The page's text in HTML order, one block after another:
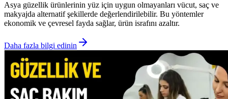
Asya güzellik ürünlerinin yüz için uygun olmayanları vücut, saç ve
makyajda alternatif şekillerde değerlendirilebilir. Bu yöntemler
ekonomik ve çevresel fayda sağlar, ürün israfını azaltır.
Daha fazla bilgi edinin